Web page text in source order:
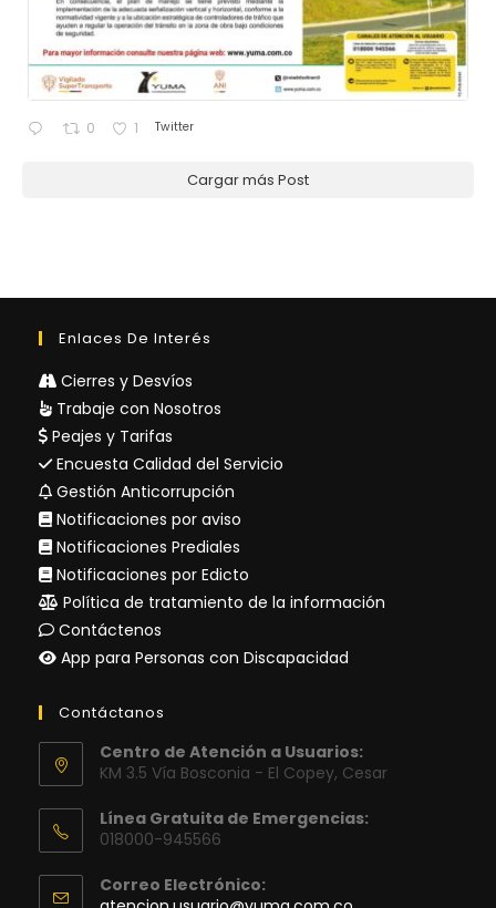
0 1 Twitter
Cargar más Post
Enlaces De Interés
Cierres y Desvíos
Trabaje con Nosotros
Peajes y Tarifas
Encuesta Calidad del Servicio
Gestión Anticorrupción
Notificaciones por aviso
Notificaciones Prediales
Notificaciones por Edicto
Política de tratamiento de la información
Contáctenos
App para Personas con Discapacidad
Contáctanos
Centro de Atención a Usuarios:
KM 3.5 Vía Bosconia - El Copey, Cesar
Línea Gratuita de Emergencias:
018000-945566
Correo Electrónico: